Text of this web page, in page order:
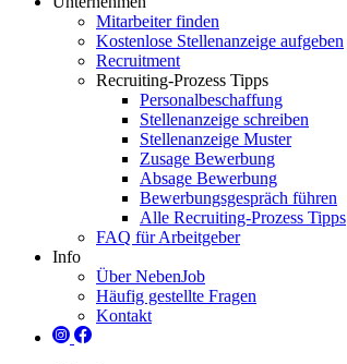
Mitarbeiter finden
Kostenlose Stellenanzeige aufgeben
Recruitment
Recruiting-Prozess Tipps
Personalbeschaffung
Stellenanzeige schreiben
Stellenanzeige Muster
Zusage Bewerbung
Absage Bewerbung
Bewerbungsgespräch führen
Alle Recruiting-Prozess Tipps
FAQ für Arbeitgeber
Info
Über NebenJob
Häufig gestellte Fragen
Kontakt